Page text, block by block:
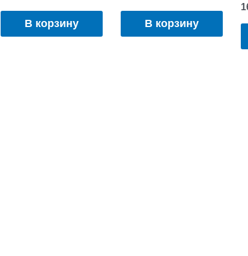
В корзину В корзину